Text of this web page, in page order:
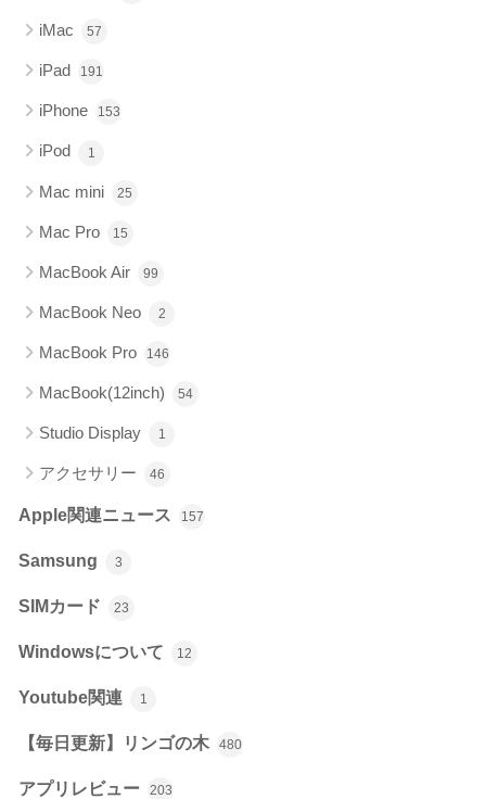
iMac 57
iPad 191
iPhone 153
iPod 1
Mac mini 25
Mac Pro 15
MacBook Air 99
MacBook Neo 2
MacBook Pro 146
MacBook(12inch) 54
Studio Display 1
アクセサリー 46
Apple関連ニュース 157
Samsung 3
SIMカード 23
Windowsについて 12
Youtube関連 1
【毎日更新】リンゴの木 480
アプリレビュー 203